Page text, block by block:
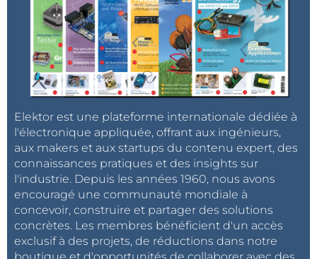
Elektor est une plateforme internationale dédiée à
l'électronique appliquée, offrant aux ingénieurs,
aux makers et aux startups du contenu expert, des
connaissances pratiques et des insights sur
l'industrie. Depuis les années 1960, nous avons
encouragé une communauté mondiale à
concevoir, construire et partager des solutions
concrètes. Les membres bénéficient d'un accès
exclusif à des projets, de réductions dans notre